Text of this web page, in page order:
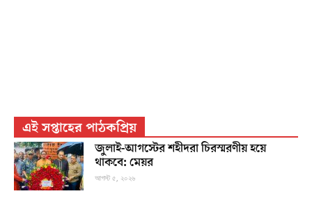
এই সপ্তাহের পাঠকপ্রিয়
জুলাই-আগস্টের শহীদরা চিরস্মরণীয় হয়ে
থাকবে: মেয়র
আগস্ট ৫, ২০২৬